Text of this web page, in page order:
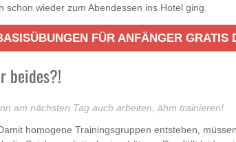
schon wieder zum Abendessen ins Hotel ging.
FÜR ANFÄNGER GRATIS
beides?!
am nächsten Tag auch arbeiten, ähm trainieren!
homogene Trainingsgruppen entstehen,